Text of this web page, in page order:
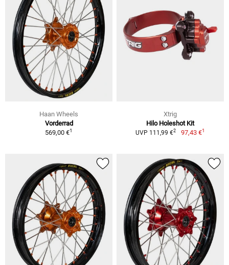
Haan Wheels
Vorderrad
569,00 €1
Xtrig
Hilo Holeshot Kit
UVP 111,99 €2 97,43 €1